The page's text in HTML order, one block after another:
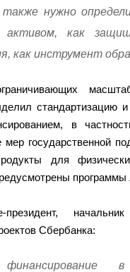
нужно
активом, как
как инструмент
стандартизацию
в
мер государственной
для
программы
начальник
Сбербанка: